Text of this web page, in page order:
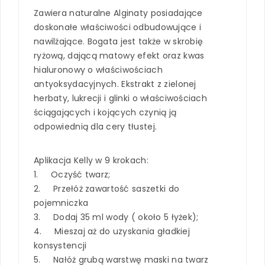
Zawiera naturalne Alginaty posiadające
doskonałe właściwości odbudowujące i
nawilżające. Bogata jest także w skrobię
ryżową, dającą matowy efekt oraz kwas
hialuronowy o właściwościach
antyoksydacyjnych. Ekstrakt z zielonej
herbaty, lukrecji i glinki o właściwościach
ściągających i kojących czynią ją
odpowiednią dla cery tłustej.
Aplikacja Kelly w 9 krokach:
1. Oczyść twarz;
2. Przełóż zawartość saszetki do
pojemniczka
3. Dodaj 35 ml wody ( około 5 łyżek);
4. Mieszaj aż do uzyskania gładkiej
konsystencji
5. Nałóż grubą warstwę maski na twarz